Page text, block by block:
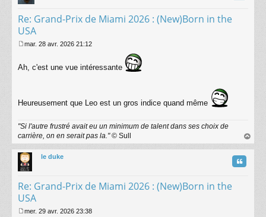
Re: Grand-Prix de Miami 2026 : (New)Born in the
USA
s
e
mar. 28 avr. 2026 21:12
Ah, c'est une vue intéressante
Heureusement que Leo est un gros indice quand même
"Si l'autre frustré avait eu un minimum de talent dans ses choix de
carrière, on en serait pas la."© Sull
au
le duke
Re: Grand-Prix de Miami 2026 : (New)Born in the
USA
Citation
mer. 29 avr. 2026 23:38